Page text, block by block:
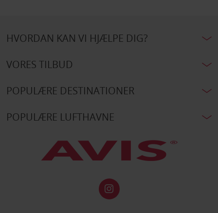
HVORDAN KAN VI HJÆLPE DIG?
VORES TILBUD
POPULÆRE DESTINATIONER
POPULÆRE LUFTHAVNE